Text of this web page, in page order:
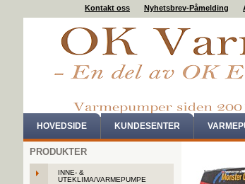
Kontakt oss Nyhetsbrev-Påmelding
HOVEDSIDE KUNDESENTER
PRODUKTER
INNE- &
UTEKLIMA/VARMEPUMPE